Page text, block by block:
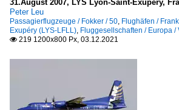
SmartLynx (6Y-ART)
Transaero Airlines
31.August 2007, LYS Lyon-Saint-Exupéry,
Peter Leu
Passagierflugzeuge / Fokker / 50, Flughäfen /
Exupéry (LYS-LFLL), Fluggesellschaften / Europa /
 219 1200x800 Px, 03.12.2021